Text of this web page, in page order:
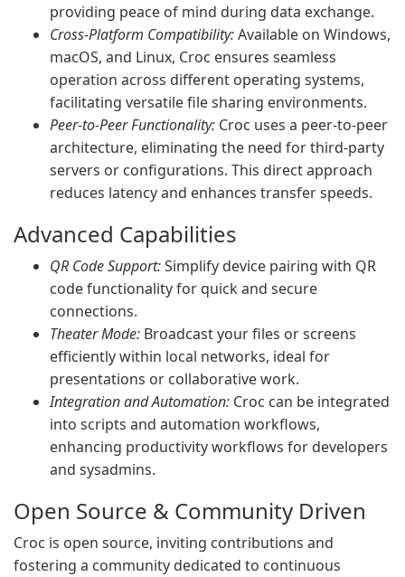
providing peace of mind during data exchange.
Cross-Platform Compatibility:Available on Windows,
macOS, and Linux, Croc ensures seamless
operation across different operating systems,
facilitating versatile file sharing environments.
Peer-to-Peer Functionality: Croc uses a peer-to-peer
architecture, eliminating the need for third-party
servers or configurations. This direct approach
reduces latency and enhances transfer speeds.
Advanced Capabilities
QR Code Support:Simplify device pairing with QR
code functionality for quick and secure
connections.
Theater Mode: Broadcast your files or screens
efficiently within local networks, ideal for
presentations or collaborative work.
Integration and Automation: Croc can be integrated
into scripts and automation workflows,
enhancing productivity workflows for developers
and sysadmins.
Open Source & Community Driven
Croc is open source, inviting contributions and
fostering a community dedicated to continuous